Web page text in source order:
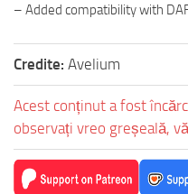
– Added compatibility with
Credite: Avelium
Acest conținut a fost
observați vreo greșeală,